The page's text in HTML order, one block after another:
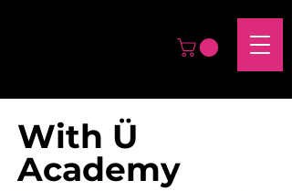
With Ü
Academy